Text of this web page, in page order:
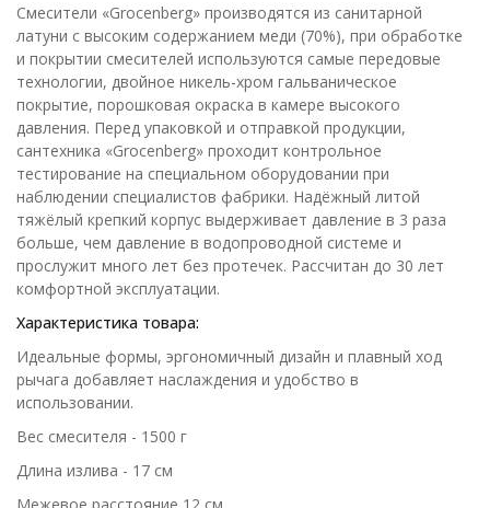
Смесители «Grocenberg» производятся из санитарной
латуни с высоким содержанием меди (70%), при обработке
и покрытии смесителей используются самые передовые
технологии, двойное никель-хром гальваническое
покрытие, порошковая окраска в камере высокого
давления. Перед упаковкой и отправкой продукции,
сантехника «Grocenberg» проходит контрольное
тестирование на специальном оборудовании при
наблюдении специалистов фабрики. Надёжный литой
тяжёлый крепкий корпус выдерживает давление в 3 раза
больше, чем давление в водопроводной системе и
прослужит много лет без протечек. Рассчитан до 30 лет
комфортной эксплуатации.
Характеристика товара:
Идеальные формы, эргономичный дизайн и плавный ход
рычага добавляет наслаждения и удобство в
использовании.
Вес смесителя - 1500 г
Длина излива - 17 см
Межевое расстояние 12 см